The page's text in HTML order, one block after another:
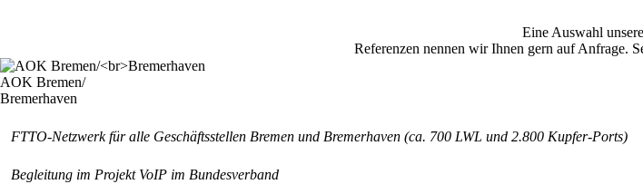
Eine Auswahl
Referenzen nennen wir Ihnen gern auf Anfrage.
AOK Bremen/
Bremerhaven
FTTO-Netzwerk für alle Geschäftsstellen Bremen und Bremerhaven (ca. 700 LWL und 2.800 Kupfer-Ports)
Begleitung im Projekt VoIP im Bundesverband